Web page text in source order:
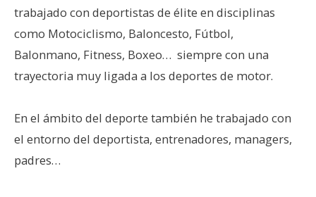
trabajado con deportistas de élite en disciplinas
como Motociclismo, Baloncesto, Fútbol,
Balonmano, Fitness, Boxeo… siempre con una
trayectoria muy ligada a los deportes de motor.
En el ámbito del deporte también he trabajado con
el entorno del deportista, entrenadores, managers,
padres…